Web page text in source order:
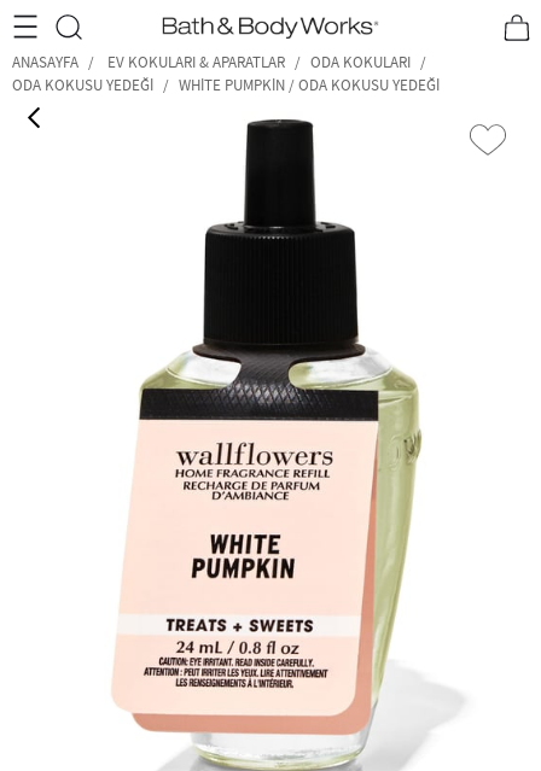
•2200₺ ve Üzeri Kargo Ücretsiz!• *Promosyon Detayları
ANASAYFA EV KOKULARI & APARATLAR
ODA KOKULARI
ODA KOKUSU YEDEĞI
WHITE PUMPKIN / ODA KOKUSU YEDEĞI